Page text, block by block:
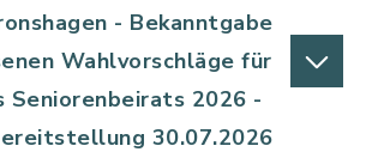
- Bekanntgabe
Wahlvorschläge für
Seniorenbeirats 2026 -
30.07.2026